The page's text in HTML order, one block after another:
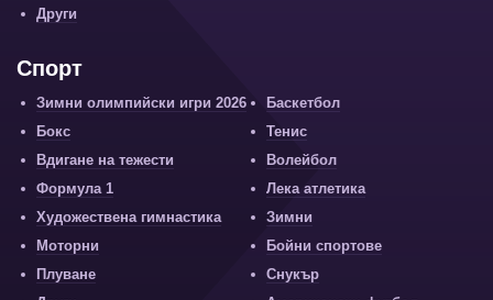
Други
Спорт
Зимни олимпийски игри 2026
Баскетбол
Бокс
Тенис
Вдигане на тежести
Волейбол
Формула 1
Лека атлетика
Художествена гимнастика
Зимни
Моторни
Бойни спортове
Плуване
Снукър